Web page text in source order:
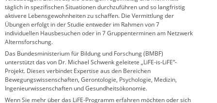
täglich in spezifischen Situationen durchzuführen und so langfristig
aktivere Lebensgewohnheiten zu schaffen. Die Vermittlung der
Übungen erfolgt in der Studie entweder im Rahmen von 7
individuellen Hausbesuchen oder in 7 Gruppenterminen am Netzwerk
Alternsforschung.
Das Bundesministerium für Bildung und Forschung (BMBF)
unterstützt das von Dr. Michael Schwenk geleitete „LiFE-is-LiFE“-
Projekt. Dieses verbindet Expertise aus den Bereichen
Bewegungswissenschaften, Gerontologie, Psychologie, Medizin,
Ingenieurwissenschaften und Gesundheitsökonomie.
Wenn Sie mehr über das LiFE-Programm erfahren möchten oder sich